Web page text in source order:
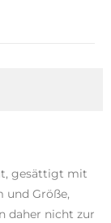
gesättigt mit
und Größe,
daher nicht zur